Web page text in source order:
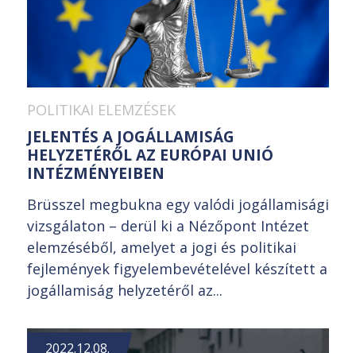
POLITIKAI ELEMZÉSEK
JELENTÉS A JOGÁLLAMISÁG
HELYZETÉRŐL AZ EURÓPAI UNIÓ
INTÉZMÉNYEIBEN
Brüsszel megbukna egy valódi jogállamisági
vizsgálaton – derül ki a Nézőpont Intézet
elemzéséből, amelyet a jogi és politikai
fejlemények figyelembevételével készített a
jogállamiság helyzetéről az...
2022.12.08.